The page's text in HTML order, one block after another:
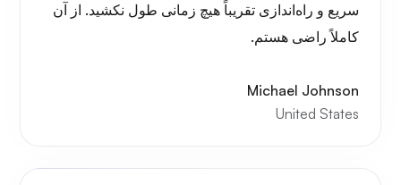
پلی‌تیوب
سریع و راه‌اندازی تقریباً هیچ زمانی طول نکشید. از آن
کاملاً راضی هستم.
Michael Johnson
United States